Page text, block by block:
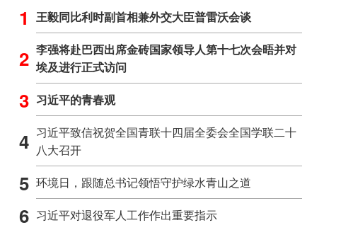
1 王毅同比利时副首相兼外交大臣普雷沃会谈
2 李强将赴巴西出席金砖国家领导人第十七次会晤并对
埃及进行正式访问
3 习近平的青春观
4 习近平致信祝贺全国青联十四届全委会全国学联二十
八大召开
5 环境日，跟随总书记领悟守护绿水青山之道
6 习近平对退役军人工作作出重要指示